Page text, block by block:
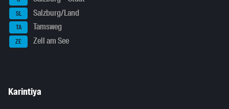
SL Salzburg/Land
TA Tamsweg
ZE Zell am See
Karintiya